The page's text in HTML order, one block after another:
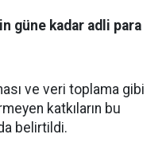
güne kadar adli para
ve veri toplama gibi
katkıların bu
belirtildi.